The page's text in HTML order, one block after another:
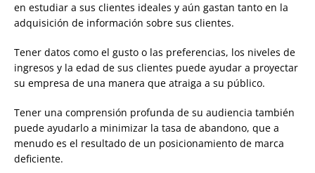
en estudiar a sus clientes ideales y aún gastan tanto en la
adquisición de información sobre sus clientes.
Tener datos como el gusto o las preferencias, los niveles de
ingresos y la edad de sus clientes puede ayudar a proyectar
su empresa de una manera que atraiga a su público.
Tener una comprensión profunda de su audiencia también
puede ayudarlo a minimizar la tasa de abandono, que a
menudo es el resultado de un posicionamiento de marca
deficiente.